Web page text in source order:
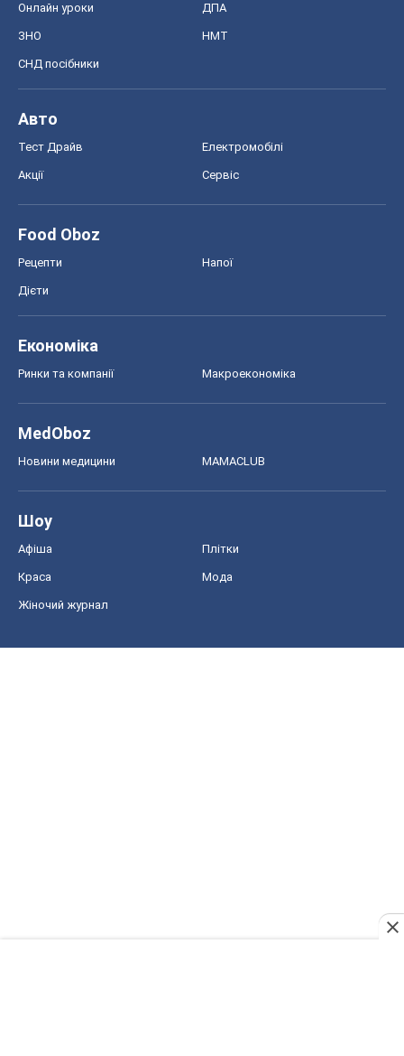
Онлайн уроки ДПА
ЗНО НМТ
СНД посібники
Авто
Тест Драйв Електромобілі
Акції Сервіс
Food Oboz
Рецепти Напої
Дієти
Економіка
Ринки та компанії Макроекономіка
MedOboz
Новини медицини MAMACLUB
Шоу
Афіша Плітки
Краса Мода
Жіночий журнал